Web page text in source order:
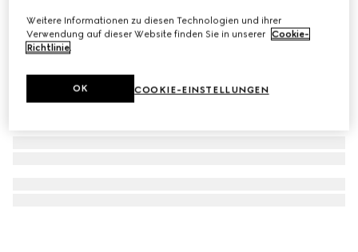
Weitere Informationen zu diesen Technologien und ihrer
Verwendung auf dieser Website finden Sie in unserer Cookie-
Richtlinie.
COOKIE-EINSTELLUNGEN
OK